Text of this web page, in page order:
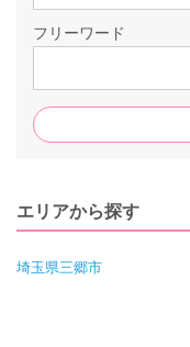
フリーワード
エリアから探す
埼玉県三郷市